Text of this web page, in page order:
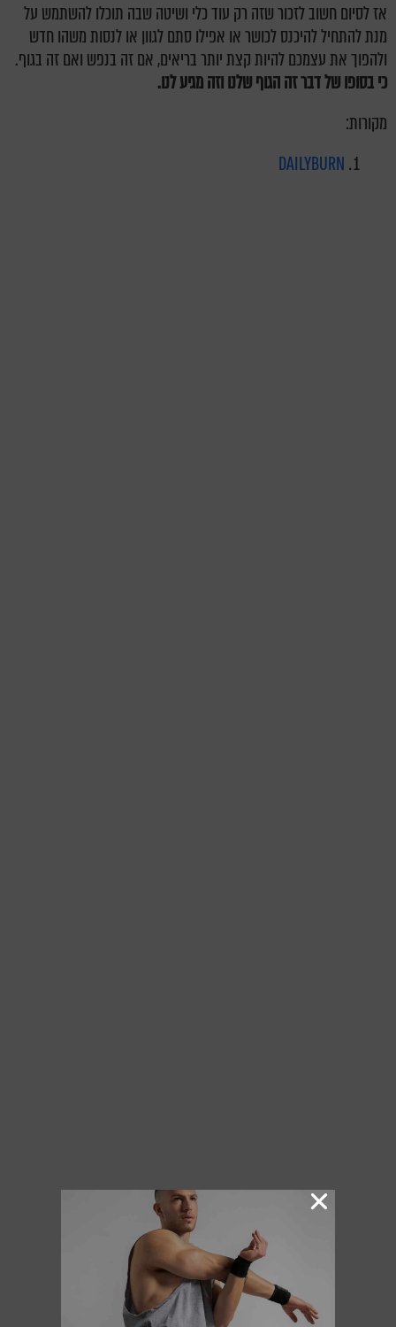
אז לסיום חשוב לזכור שזה רק עוד כלי ושיטה שבה תוכלו להשתמש על
מנת להתחיל להיכנס לכושר או אפילו סתם לגוון או לנסות משהו חדש
ולהפוך את עצמכם להיות קצת יותר בריאים, אם זה בנפש ואם זה בגוף.
כי בסופו של דבר זה הגוף שלנו וזה מגיע לנו.
מקורות:
DAILYBURN